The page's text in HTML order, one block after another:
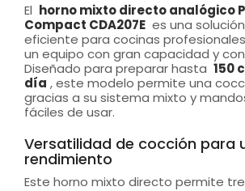
El horno mixto directo analógico
Compact CDA207E es una
eficiente para cocinas
un equipo con gran capacidad y
Diseñado para preparar hasta 150
día , este modelo permite una
gracias a su sistema mixto y
fáciles de usar.
Versatilidad de cocción para
rendimiento
Este horno mixto directo permite